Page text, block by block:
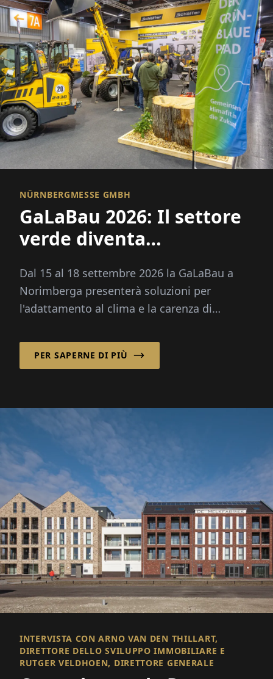
NÜRNBERGMESSE GMBH
GaLaBau 2026: Il settore
verde diventa
Dal 15 al 18 settembre 2026 la GaLaBau a
Norimberga presenterà soluzioni per
l'adattamento al clima e la carenza di
proprio spazio futuro per la digitalizzazione e
l'intelligenza artificiale.
PER SAPERNE DI PIÙ
INTERVISTA CON ARNO VAN DEN THILLART,
DIRETTORE DELLO SVILUPPO IMMOBILIARE E
RUTGER VELDHOEN, DIRETTORE GENERALE